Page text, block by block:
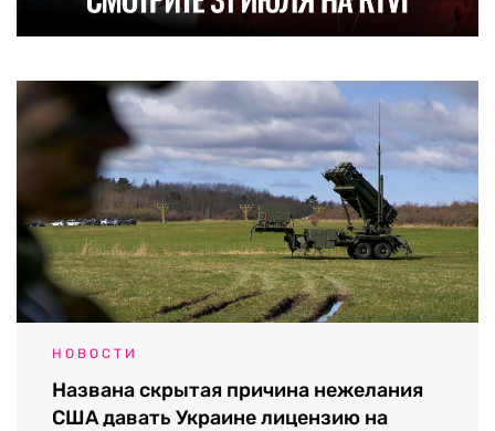
НОВОСТИ
Названа скрытая причина нежелания
США давать Украине лицензию на